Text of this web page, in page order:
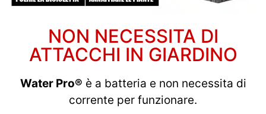
NON NECESSITA DI
ATTACCHI IN GIARDINO
Water Pro® è a batteria e non necessita di
corrente per funzionare.